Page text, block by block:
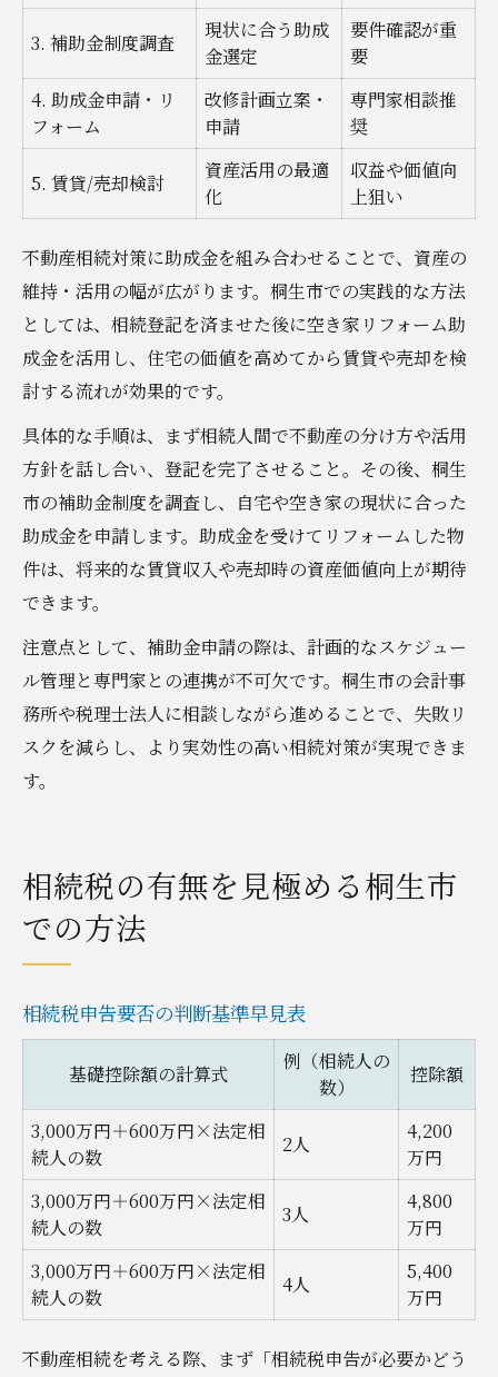
3. 補助金制度調査
現状に合う助成
金選定
要件確認が重
要
4. 助成金申請・リ
フォーム
改修計画立案・
申請
専門家相談推
奨
5. 賃貸/売却検討
資産活用の最適
化
収益や価値向
上狙い
不動産相続対策に助成金を組み合わせることで、資産の
維持・活用の幅が広がります。桐生市での実践的な方法
としては、相続登記を済ませた後に空き家リフォーム助
成金を活用し、住宅の価値を高めてから賃貸や売却を検
討する流れが効果的です。
具体的な手順は、まず相続人間で不動産の分け方や活用
方針を話し合い、登記を完了させること。その後、桐生
市の補助金制度を調査し、自宅や空き家の現状に合った
助成金を申請します。助成金を受けてリフォームした物
件は、将来的な賃貸収入や売却時の資産価値向上が期待
できます。
注意点として、補助金申請の際は、計画的なスケジュー
ル管理と専門家との連携が不可欠です。桐生市の会計事
務所や税理士法人に相談しながら進めることで、失敗リ
スクを減らし、より実効性の高い相続対策が実現できま
す。
相続税の有無を見極める桐生市
での方法
相続税申告要否の判断基準早見表
基礎控除額の計算式
例（相続人の
数）
控除額
3,000万円＋600万円×法定相
続人の数
2人
4,200
万円
3,000万円＋600万円×法定相
続人の数
3人
4,800
万円
3,000万円＋600万円×法定相
続人の数
4人
5,400
万円
不動産相続を考える際、まず「相続税申告が必要かどう